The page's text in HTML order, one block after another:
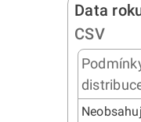
Data
CSV